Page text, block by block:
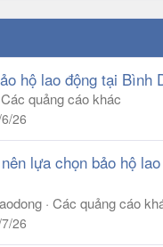
hộ lao động tại Bình
Các quảng cáo khác
26
lựa chọn bảo hộ
Các quảng cáo
26